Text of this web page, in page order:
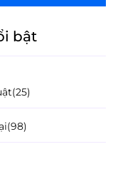
bật
(25)
(98)